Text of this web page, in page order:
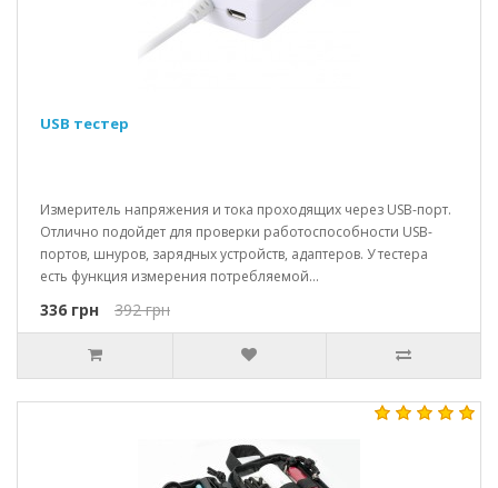
USB тестер
Измеритель напряжения и тока проходящих через USB-порт.
Отлично подойдет для проверки работоспособности USB-
портов, шнуров, зарядных устройств, адаптеров. У тестера
есть функция измерения потребляемой...
336 грн 392 грн